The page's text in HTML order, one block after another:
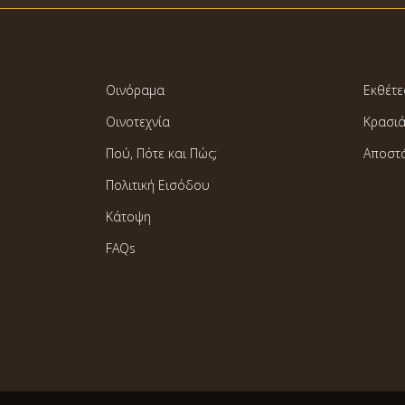
Οινόραμα
Οινοτεχνία
Πού, Πότε και Πώς;
Πολιτική Εισόδου
Κάτοψη
FAQs
Κρασιά